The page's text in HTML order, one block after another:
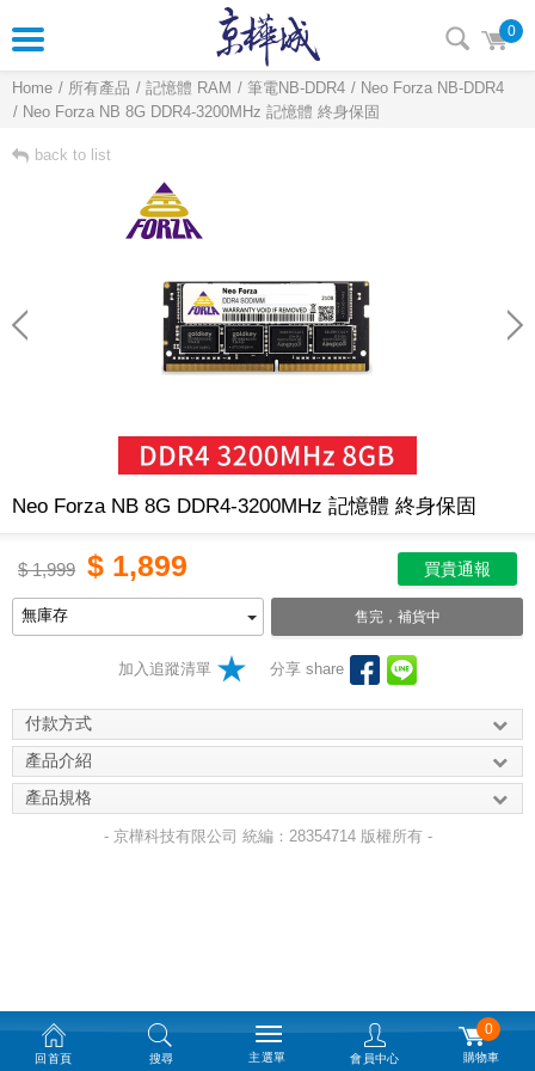
0
Home 所有產品 記憶體 RAM 筆電NB-DDR4
Neo Forza NB-DDR4
Neo Forza NB 8G DDR4-3200MHz 記憶體 終身保固
back to list
Neo Forza NB 8G DDR4-3200MHz 記憶體 終身保固
$1,999 $ 1,899 買貴通報
售完，補貨中
加入追蹤清單 分享 share
付款方式
產品介紹
產品規格
- 京樺科技有限公司 統編：28354714 版權所有 -
回首頁 搜尋 主選單 會員中心
0
購物車